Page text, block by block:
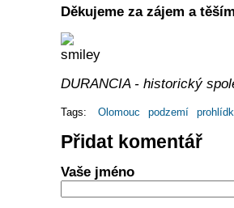
Děkujeme za zájem a
DURANCIA - historický
Tags: Olomouc podzemí
Přidat komentář
Vaše jméno